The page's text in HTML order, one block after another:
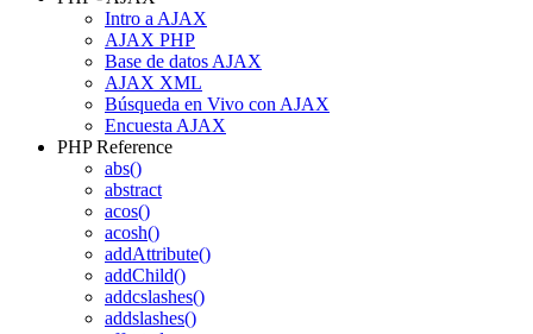
Intro a AJAX
AJAX PHP
Base de datos AJAX
AJAX XML
Búsqueda en Vivo con AJAX
Encuesta AJAX
PHP Reference
abs()
abstract
acos()
acosh()
addAttribute()
addChild()
addcslashes()
addslashes()